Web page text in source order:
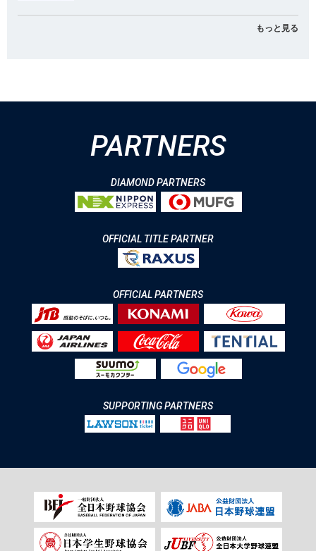
もっと見る
PARTNERS
DIAMOND PARTNERS
OFFICIAL TITLE PARTNER
OFFICIAL PARTNERS
SUPPORTING PARTNERS